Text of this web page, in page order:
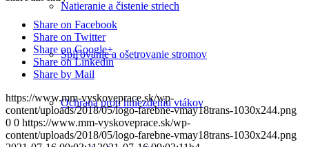
Natieranie a čistenie striech
Spiľovanie a ošetrovanie stromov
Ochrana proti hniezdeniu vtákov
Share on Facebook
Share on Twitter
Share on Google+
Share on Linkedin
Share by Mail
https://www.mm-vyskoveprace.sk/wp-
content/uploads/2018/05/logo-farebne-vmay18trans-1030x244.png
0 0 https://www.mm-vyskoveprace.sk/wp-
content/uploads/2018/05/logo-farebne-vmay18trans-1030x244.png